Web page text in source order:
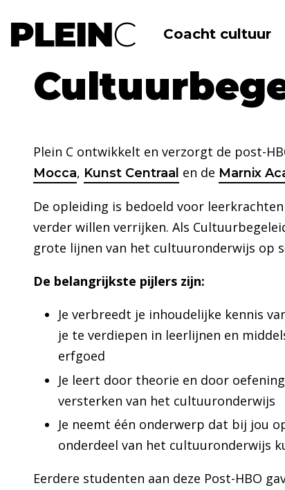
Coacht cultuur
Home Agenda Opleiding
Plein C ontwikkelt en verzorgt de post-
Mocca, Kunst Centraal en de Marnix
De opleiding is bedoeld voor
verder willen verrijken. Als
grote lijnen van het cultuuronderwijs op
De belangrijkste pijlers zijn:
Je verbreedt je inhoudelijke kennis
je te verdiepen in leerlijnen en
erfgoed
Je leert door theorie en door
versterken van het cultuuronderwijs
Je neemt één onderwerp dat bij jou
onderdeel van het cultuuronderwijs
Eerdere studenten aan deze Post-HBO